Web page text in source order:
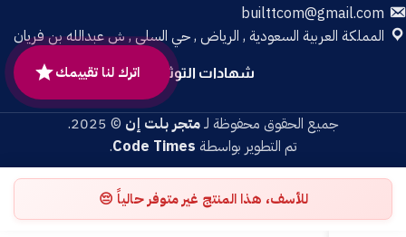
builttcom@gmail.com
المملكة العربية السعودية , الرياض , حي السلي , ش عبدالله بن فريان
شهادات التوثيق
جميع الحقوق محفوظة لـمتجر بلت إن © 2025.
تم التطوير بواسطة Code Times
.
للأسف، هذا المنتج غير متوفر حالياً 😔
اترك لنا تقييمك